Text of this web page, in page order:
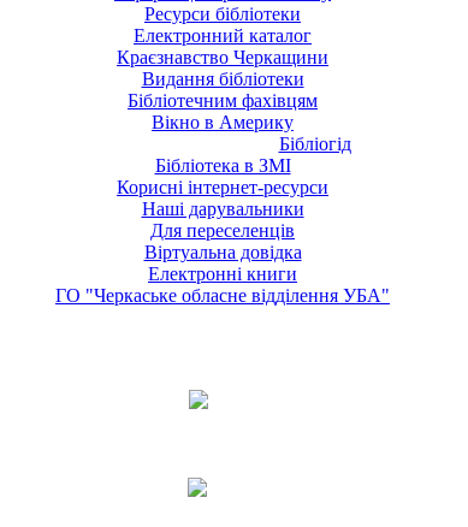
Ресурси бібліотеки
Електронний каталог
Краєзнавство Черкащини
Видання бібліотеки
Бібліотечним фахівцям
Вікно в Америку
Бібліогід
Бібліотека в ЗМІ
Корисні інтернет-ресурси
Наші дарувальники
Для переселенців
Віртуальна довідка
Електронні книги
ГО "Черкаське обласне відділення УБА"